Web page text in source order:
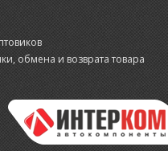
обмена и возврата товара